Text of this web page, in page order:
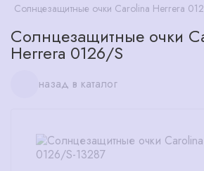
Солнцезащитные очки Carolina Herrera
Солнцезащитные очки
Herrera 0126/S
назад в каталог